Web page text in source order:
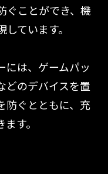
ぐことができ、機
ています。
には、ゲームパッ
どのデバイスを置
防ぐとともに、充
す。